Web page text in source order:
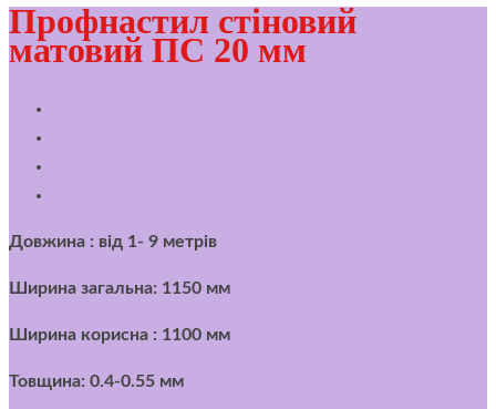
Профнастил стіновий
матовий ПС 20 мм
Довжина : від 1- 9 метрів
Ширина загальна: 1150 мм
Ширина корисна : 1100 мм
Товщина: 0.4-0.55 мм